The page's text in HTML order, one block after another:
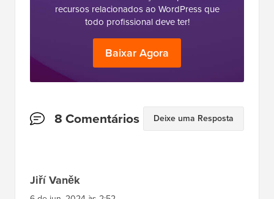
Baixar Agora
Interações
Leitor